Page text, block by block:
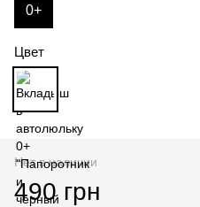
0+
Цвет
Нет в наличии
490 грн